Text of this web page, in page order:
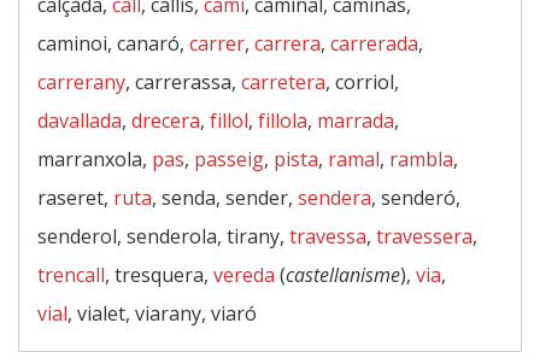
caminoi, canaró, carrer, carrera, carrerada,
carrerany, carrerassa, carretera, corriol,
davallada, drecera, fillol, fillola, marrada,
marranxola, pas, passeig, pista, ramal, rambla,
raseret, ruta, senda, sender, sendera, senderó,
senderol, senderola, tirany, travessa, travessera,
trencall, tresquera, vereda (castellanisme), via,
vial, vialet, viarany, viaró